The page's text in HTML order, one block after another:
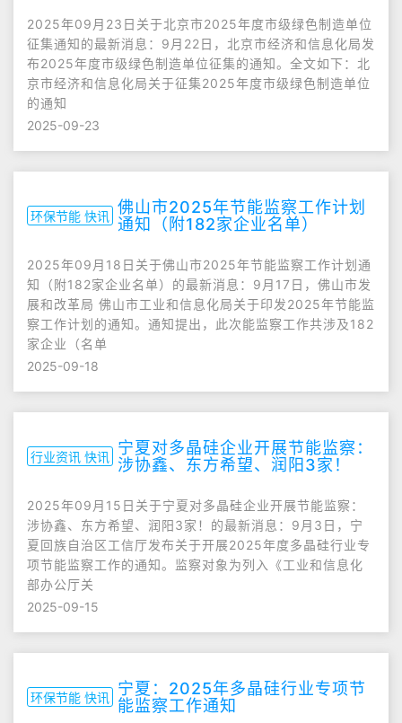
2025年09月23日关于北京市2025年度市级绿色制造单位
征集通知的最新消息：9月22日，北京市经济和信息化局发
布2025年度市级绿色制造单位征集的通知。全文如下：北
京市经济和信息化局关于征集2025年度市级绿色制造单位
的通知
2025-09-23
环保节能 快讯 佛山市2025年节能监察工作计划
通知（附182家企业名单）
2025年09月18日关于佛山市2025年节能监察工作计划通
知（附182家企业名单）的最新消息：9月17日，佛山市发
展和改革局 佛山市工业和信息化局关于印发2025年节能监
察工作计划的通知。通知提出，此次能监察工作共涉及182
家企业（名单
2025-09-18
行业资讯 快讯 宁夏对多晶硅企业开展节能监察：
涉协鑫、东方希望、润阳3家！
2025年09月15日关于宁夏对多晶硅企业开展节能监察：
涉协鑫、东方希望、润阳3家！的最新消息：9月3日，宁
夏回族自治区工信厅发布关于开展2025年度多晶硅行业专
项节能监察工作的通知。监察对象为列入《工业和信息化
部办公厅关
2025-09-15
环保节能 快讯 宁夏：2025年多晶硅行业专项节
能监察工作通知